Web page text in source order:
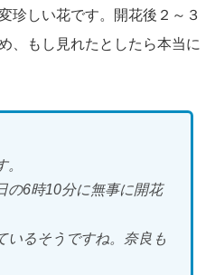
珍しい花です。開花後２～３
、もし見れたとしたら本当に
の6時10分に無事に開花
いるそうですね。奈良も